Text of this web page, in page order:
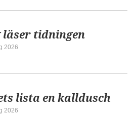
läser tidningen
2026
lista en kalldusch
2026